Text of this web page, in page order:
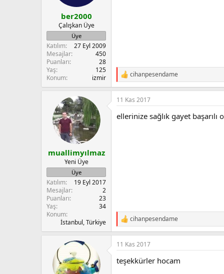
ber2000
Çalışkan Üye
Üye
Katılım
27 Eyl 2009
Mesajlar
450
Puanları
28
Yaş
125
Konum
izmir
R
e
a
c
i
cihanpesendame
muallimyılmaz
Yeni Üye
Üye
Katılım
19 Eyl 2017
Mesajlar
2
Puanları
23
Yaş
34
Konum
İstanbul, Türkiye
11 Kas 2017
ellerinize sağlık gayet başarılı
R
e
a
c
i
cihanpesendame
11 Kas 2017
teşekkürler hocam